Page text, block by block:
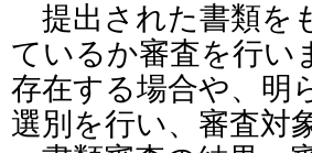
提出された書類を
ているか審査を行い
存在する場合や、明
選別を行い、審査対